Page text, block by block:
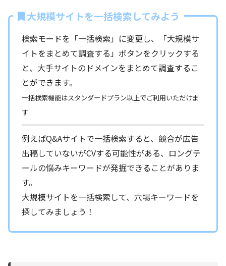
大規模サイトを一括検索してみよう
検索モードを「一括検索」に変更し、「大規模サ
イトをまとめて調査する」ボタンをクリックする
と、大手サイトのドメインをまとめて調査するこ
とができます。
一括検索機能はスタンダードプラン以上でご利用いただけま
す
例えばQ&Aサイトで一括検索すると、競合が広告
出稿していないがCVする可能性がある、ロングテ
ールの悩みキーワードが発掘できることがありま
す。
大規模サイトを一括検索して、穴場キーワードを
探してみましょう！